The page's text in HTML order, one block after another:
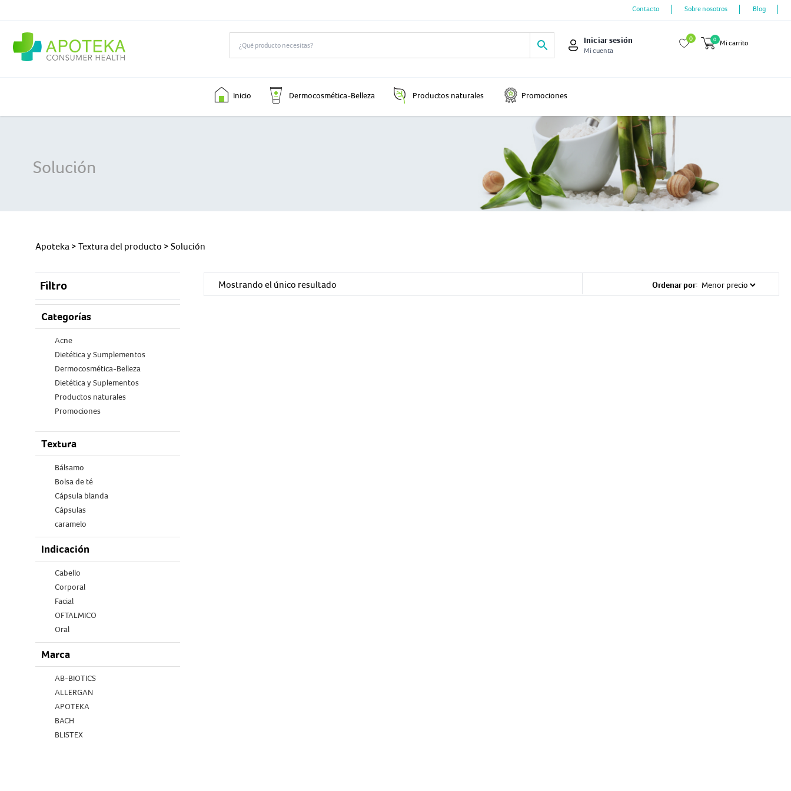
Contacto Sobre nosotros Blog
Iniciar sesión
Mi cuenta
0
Mi carrito
0
Inicio Dermocosmética-Belleza Productos naturales Promociones
Solución
Apoteka > Textura del producto > Solución
Filtro
Categorías
Acne
Dietética y Sumplementos
Dermocosmética-Belleza
Dietética y Suplementos
Productos naturales
Promociones
Textura
Bálsamo
Bolsa de té
Cápsula blanda
Cápsulas
caramelo
Comprimidos
Crema
Loción bifasica
Lubricante
pastilla
Polvo
Serum
Serum Ampollas
Shampoo
Indicación
Cabello
Corporal
Facial
OFTALMICO
Oral
Pediátrico
Uñas
Marca
AB-BIOTICS
ALLERGAN
APOTEKA
BACH
BLISTEX
Mostrando el único resultado Ordenar por: